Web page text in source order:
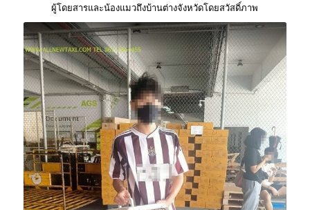
ผู้โดยสารและน้องแมวถึงบ้านต่างจังหวัดโดยสวัสดิ์ภาพ